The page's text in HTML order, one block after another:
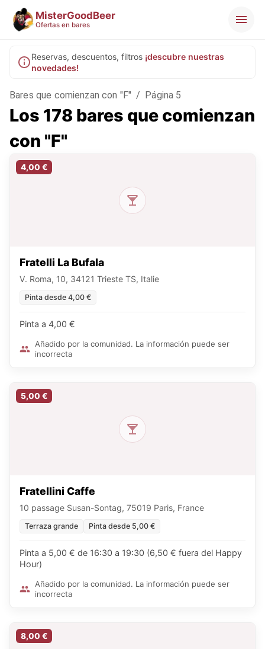
MisterGoodBeer
Ofertas en bares
Reservas, descuentos, filtros ¡descubre nuestras
novedades!
Bares que comienzan con "F" / Página 5
Los 178 bares que comienzan
con "F"
4,00 €
Fratelli La Bufala
V. Roma, 10, 34121 Trieste TS, Italie
Pinta desde 4,00 €
Pinta a 4,00 €
Añadido por la comunidad. La información puede ser
incorrecta
5,00 €
Fratellini Caffe
10 passage Susan-Sontag, 75019 Paris, France
Terraza grande Pinta desde 5,00 €
Pinta a 5,00 € de 16:30 a 19:30 (6,50 € fuera del Happy
Hour)
Añadido por la comunidad. La información puede ser
incorrecta
8,00 €